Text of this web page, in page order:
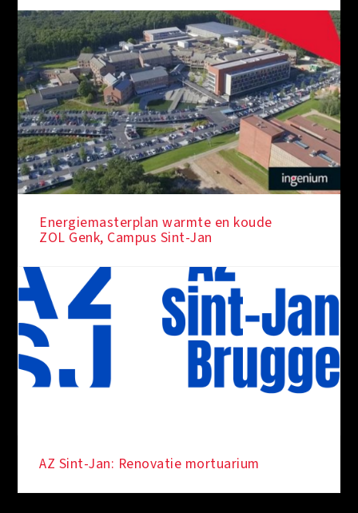
Energiemasterplan warmte en koude
ZOL Genk, Campus Sint-Jan
AZ Sint-Jan: Renovatie mortuarium